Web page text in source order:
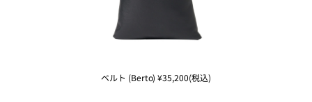
ベルト (Berto) ¥35,200(税込)